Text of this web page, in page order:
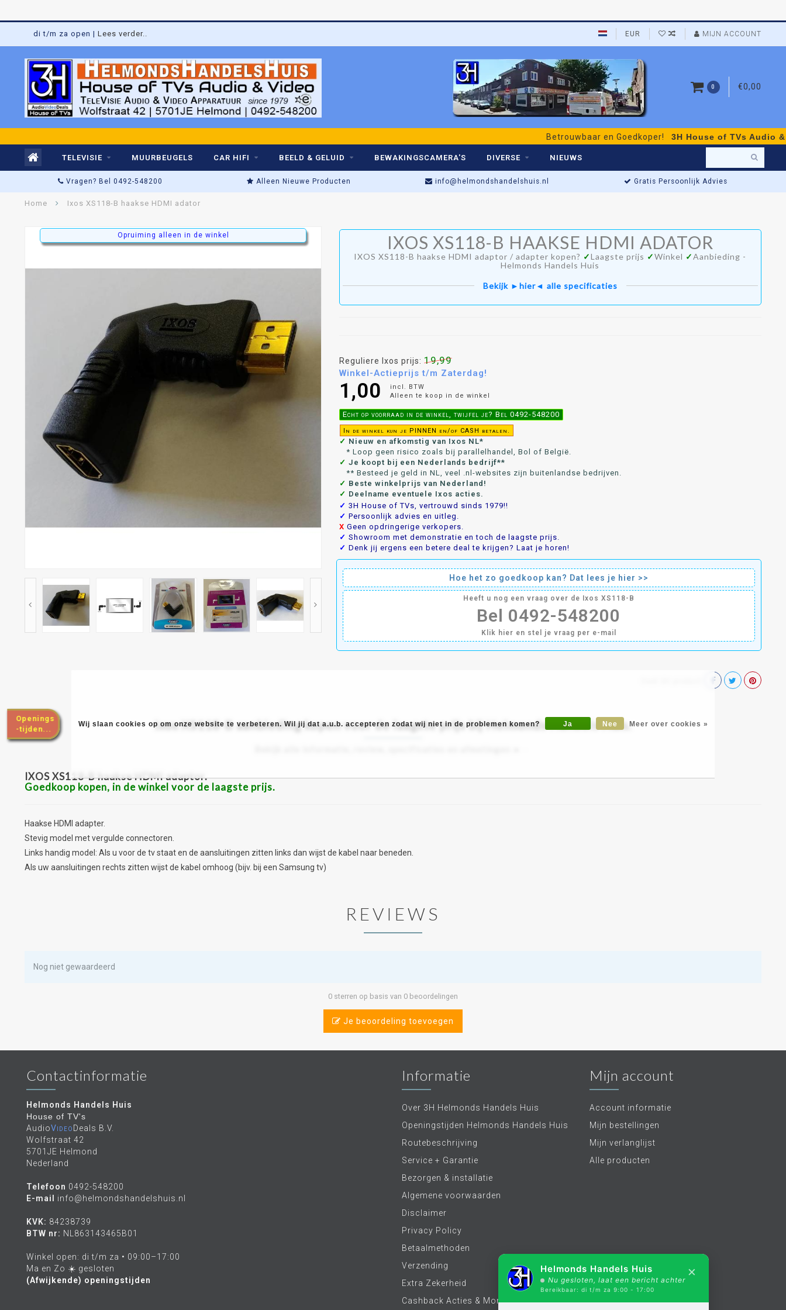
di t/m za open | Lees verder.. EUR MIJN ACCOUNT
0 €0,00
Betrouwbaar en Goedkoper!3H House of TVs Audio & Video -
TELEVISIE MUURBEUGELS CAR HIFI BEELD & GELUID BEWAKINGSCAMERA'S DIVERSE NIEUWS
Vragen? Bel 0492-548200 Alleen Nieuwe Producten info@helmondshandelshuis.nl Gratis Persoonlijk Advies
Home Ixos XS118-B haakse HDMI adator
Opruiming alleen in de winkel Opruiming alleen in de winkel Opruiming alleen in
IXOS XS118-B HAAKSE HDMI ADATOR
IXOS XS118-B haakse HDMI adaptor / adapter kopen? ✓Laagste prijs ✓Winkel ✓Aanbieding -
Helmonds Handels Huis
Bekijk ►hier◄ alle specificaties
Reguliere Ixos prijs: 19,99
Winkel-Actieprijs t/m Zaterdag!
1,00
incl. BTW
Alleen te koop in de winkel
Echt op voorraad in de winkel, twijfel je? Bel 0492-548200
In de winkel kun je PINNEN en/of CASH betalen.
✓ Nieuw en afkomstig van Ixos NL*
* Loop geen risico zoals bij parallelhandel, Bol of België.
✓ Je koopt bij een Nederlands bedrijf**
** Besteed je geld in NL, veel .nl-websites zijn buitenlandse bedrijven.
✓ Beste winkelprijs van Nederland!
✓ Deelname eventuele Ixos acties.
✓ 3H House of TVs, vertrouwd sinds 1979!!
✓ Persoonlijk advies en uitleg.
X Geen opdringerige verkopers.
✓ Showroom met demonstratie en toch de laagste prijs.
✓ Denk jij ergens een betere deal te krijgen? Laat je horen!
Hoe het zo goedkoop kan? Dat lees je hier >>
Heeft u nog een vraag over de Ixos XS118-B
Bel 0492-548200
Klik hier en stel je vraag per e-mail
Ixos XS118-B aanbieding kopen voor de laagste prijs bij Helmonds Handels Huis.
IXOS XS118-B haakse HDMI adaptor.
Goedkoop kopen, in de winkel voor de laagste prijs.
Haakse HDMI adapter.
Stevig model met vergulde connectoren.
Links handig model: Als u voor de tv staat en de aansluitingen zitten links dan wijst de kabel naar beneden.
Als uw aansluitingen rechts zitten wijst de kabel omhoog (bijv. bij een Samsung tv)
REVIEWS
Nog niet gewaardeerd
0 sterren op basis van 0 beoordelingen
Je beoordeling toevoegen
Wij slaan cookies op om onze website te verbeteren. Wil jij dat a.u.b. accepteren zodat wij niet in de problemen komen? Ja Nee Meer over cookies »
Contactinformatie
Helmonds Handels Huis
House of TV's
AudioVideoDeals B.V.
Wolfstraat 42
5701JE Helmond
Nederland
Telefoon 0492-548200
E-mail
info@helmondshandelshuis.nl
KVK: 84238739
BTW nr: NL863143465B01
Winkel open: di t/m za • 09:00–17:00
Ma en Zo ☀️ gesloten
(Afwijkende) openingstijden
Informatie
Over 3H Helmonds Handels Huis
Openingstijden Helmonds Handels Huis
Routebeschrijving
Service + Garantie
Bezorgen & installatie
Algemene voorwaarden
Disclaimer
Privacy Policy
Betaalmethoden
Verzending
Extra Zekerheid
Cashback Acties & More
Mijn account
Account informatie
Mijn bestellingen
Mijn verlanglijst
Alle producten
Helmonds Handels Huis
Nu gesloten, laat een bericht achter
Bereikbaar: di t/m za 9:00 - 17:00
×